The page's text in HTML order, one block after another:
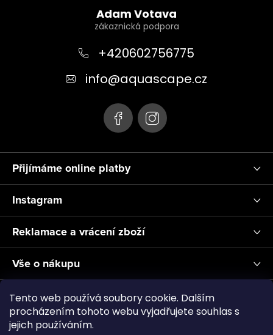
Tento web používá soubory cookie. Dalším
procházením tohoto webu vyjadřujete souhlas s
jejich používáním.
Přijímáme online platby
Adam Votava
+420602756775
info@aquascape.cz
Instagram
Reklamace a vrácení zboží
Vše o nákupu
Informace pro Vás